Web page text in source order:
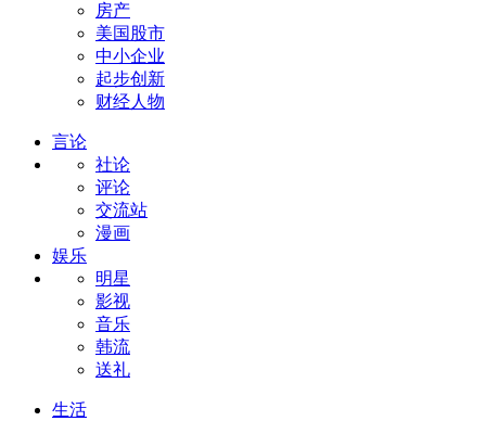
房产
美国股市
中小企业
起步创新
财经人物
言论
社论
评论
交流站
漫画
娱乐
明星
影视
音乐
韩流
送礼
生活